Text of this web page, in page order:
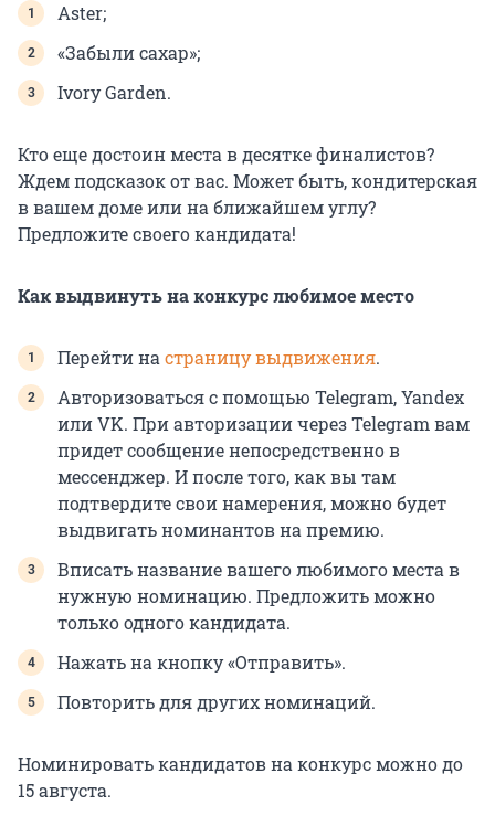
Aster;
«Забыли сахар»;
Ivory Garden.
Кто еще достоин места в десятке финалистов?
Ждем подсказок от вас. Может быть, кондитерская
в вашем доме или на ближайшем углу?
Предложите своего кандидата!
Как выдвинуть на конкурс любимое место
Перейти настраницу выдвижения.
Авторизоваться с помощью Telegram, Yandex
или VK. При авторизации через Telegram вам
придет сообщение непосредственно в
мессенджер. И после того, как вы там
подтвердите свои намерения, можно будет
выдвигать номинантов на премию.
Вписать название вашего любимого места в
нужную номинацию. Предложить можно
только одного кандидата.
Нажать на кнопку «Отправить».
Повторить для других номинаций.
Номинировать кандидатов на конкурс можно до
15 августа.